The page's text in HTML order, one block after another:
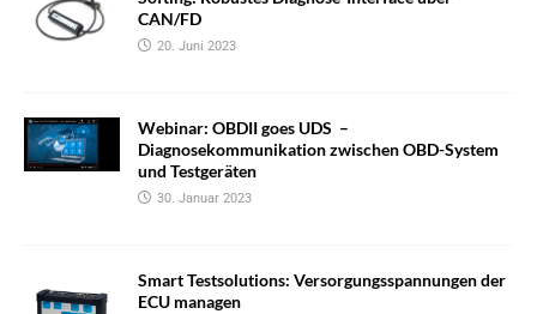
CAN/FD
20. Juni 2023
Webinar: OBDII goes UDS –
Diagnosekommunikation zwischen OBD-System
und Testgeräten
30. Januar 2023
Smart Testsolutions: Versorgungsspannungen der
ECU managen